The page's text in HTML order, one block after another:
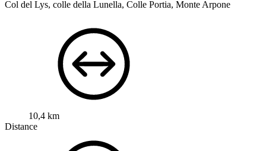
Col del Lys, colle della Lunella, Colle Portia, Monte Arpone
10,4 km
Distance